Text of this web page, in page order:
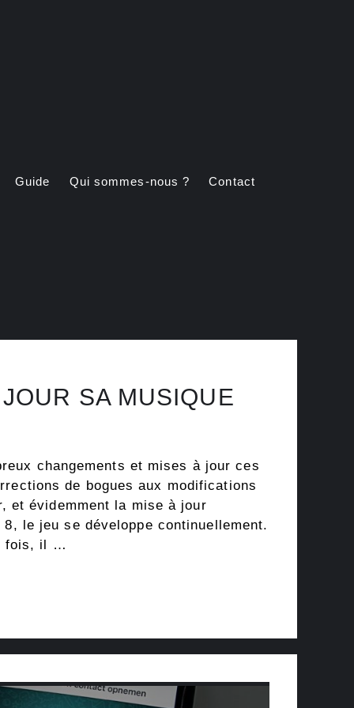
Guide Qui sommes-nous ? Contact
SA MUSIQUE
changements et mises à jour ces
de bogues aux modifications
et évidemment la mise à jour
le jeu se développe continuellement.
fois, il …